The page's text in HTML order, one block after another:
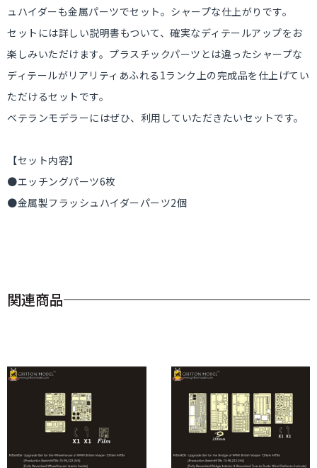
ュハイダーも金属パーツでセット。シャープな仕上がりです。
セットには詳しい説明書もついて、確実なディテールアップをお
楽しみいただけます。プラスチックパーツとは違ったシャープな
ディテールがリアリティあふれる1ランク上の完成品を仕上げてい
ただけるセットです。
ベテランモデラーにはぜひ、利用していただきたいセットです。
【セット内容】
●エッチングパーツ6枚
●金属製フラッシュハイダーパーツ2個
関連商品